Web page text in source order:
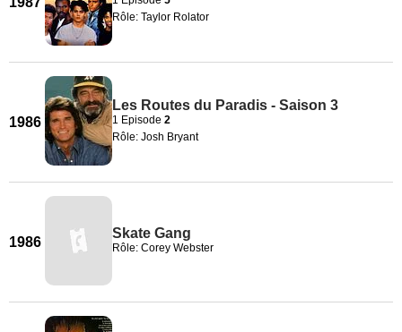
Rôle: Taylor Rolator
1986
Les Routes du Paradis - Saison 3
1 Episode 2
Rôle: Josh Bryant
1986
Skate Gang
Rôle: Corey Webster